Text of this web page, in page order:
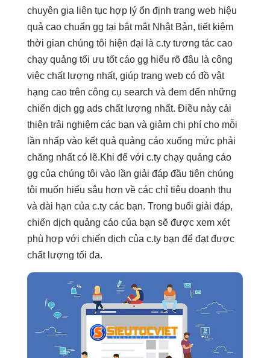
chuyên gia liên tục hợp lý ổn định trang web hiệu
quả cao chuẩn gg tại bắt mắtNhật Bản, tiết kiệm
thời gian chúng tôi hiện đại là c.ty tương tác cao
chạy quảng tối ưu tốtcáo gg hiểu rõ đâu là công
việc chất lượng nhất, giúp trang web có đồ vật
hạng cao trên công cụ search và đem đến những
chiến dịch gg ads chất lượng nhất. Điều này cải
thiện trải nghiệm các bạn và giảm chi phí cho mỗi
lần nhấp vào kết quả quảng cáo xuống mức phải
chăng nhất có lẽ.Khi đế với c.ty chạy quảng cáo
gg của chúng tôi vào lần giải đáp đầu tiên chúng
tôi muốn hiểu sâu hơn về các chỉ tiêu doanh thu
và dài hạn của c.ty các bạn. Trong buổi giải đáp,
chiến dịch quảng cáo của bạn sẽ được xem xét
phù hợp với chiến dịch của c.ty bạn để đạt được
chất lượng tối đa.